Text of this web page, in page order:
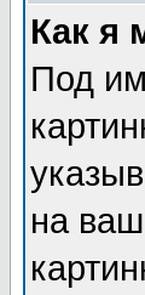
Как я
Под
на